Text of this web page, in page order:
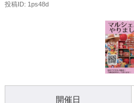
投稿ID: 1ps48d
開催日